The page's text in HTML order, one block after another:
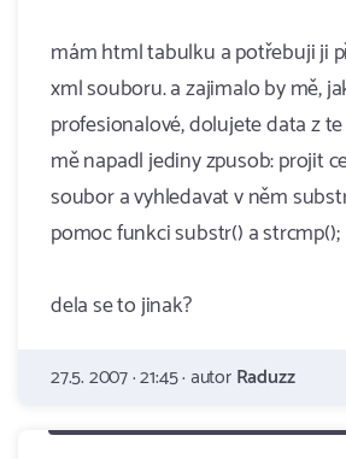
mám html tabulku a potřebuji ji
xml souboru. a zajimalo by mě,
profesionalové, dolujete data z
mě napadl jediny zpusob: projit
soubor a vyhledavat v něm
pomoc funkci substr() a strcmp();
dela se to jinak?
27.5. 2007 · 21:45 · autorRaduzz